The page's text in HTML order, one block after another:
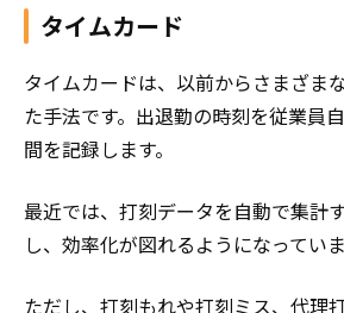
タイムカード
タイムカードは、以前からさまざま
た手法です。出退勤の時刻を従業員
間を記録します。
最近では、打刻データを自動で集計
し、効率化が図れるようになっていま
ただし、打刻もれや打刻ミス、代理